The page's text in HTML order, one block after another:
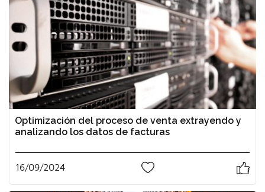
Optimización del proceso de venta extrayendo y
analizando los datos de facturas
16/09/2024